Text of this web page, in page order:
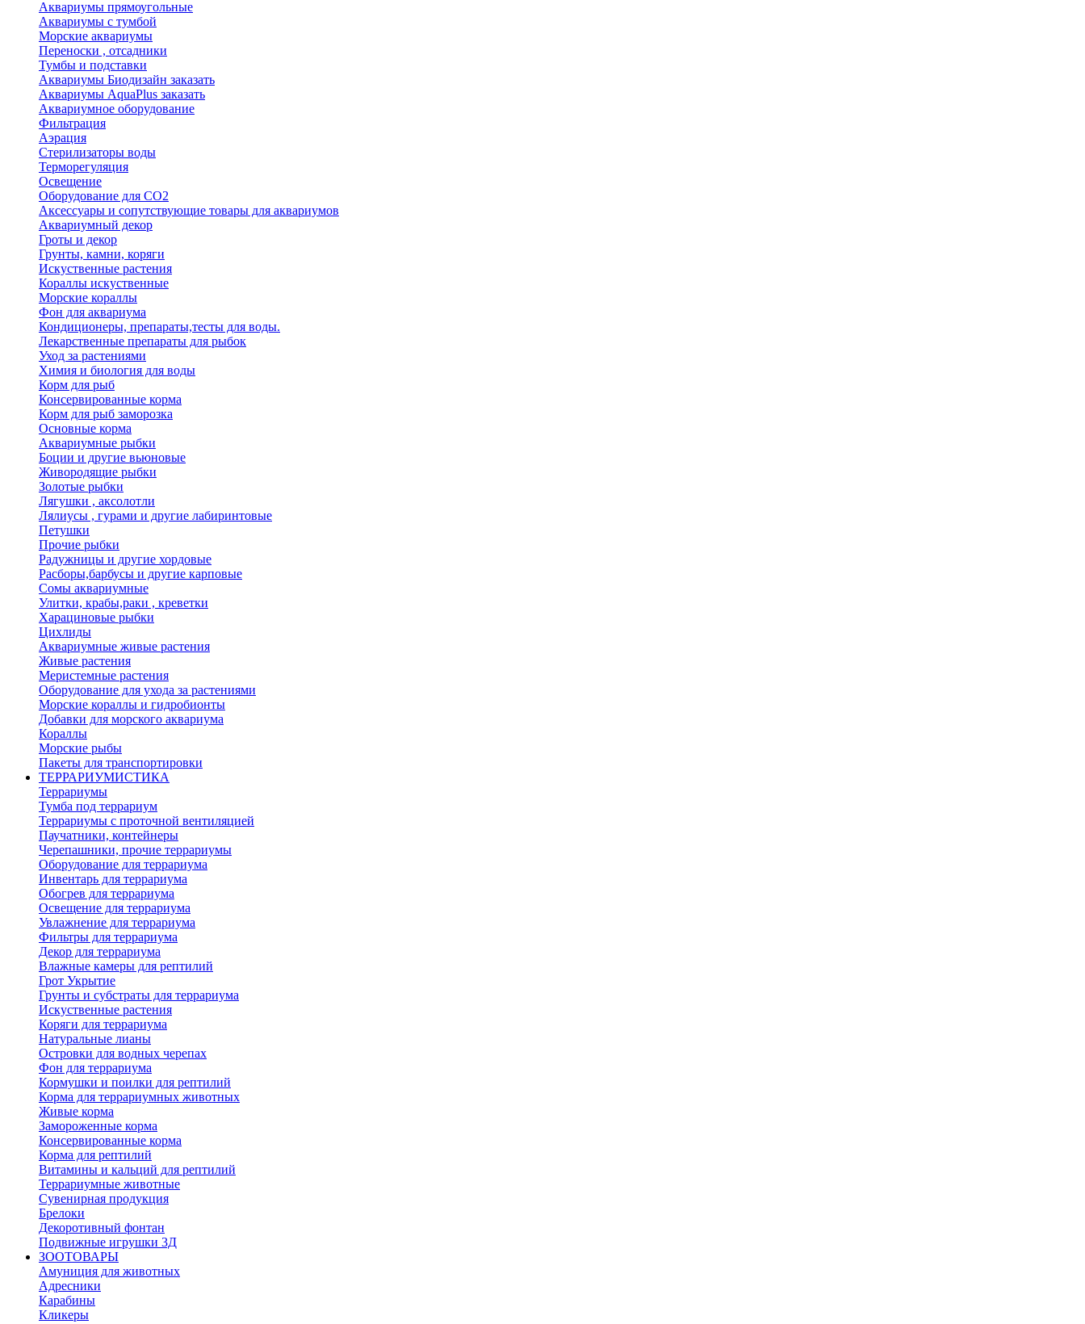
Аквариумы прямоугольные
Аквариумы с тумбой
Морские аквариумы
Переноски , отсадники
Тумбы и подставки
Аквариумы Биодизайн заказать
Аквариумы AquaPlus заказать
Аквариумное оборудование
Фильтрация
Аэрация
Стерилизаторы воды
Терморегуляция
Освещение
Оборудование для CO2
Аксессуары и сопутствующие товары для аквариумов
Аквариумный декор
Гроты и декор
Грунты, камни, коряги
Искуственные растения
Кораллы искуственные
Морские кораллы
Фон для аквариума
Кондиционеры, препараты,тесты для воды.
Лекарственные препараты для рыбок
Уход за растениями
Химия и биология для воды
Корм для рыб
Консервированные корма
Корм для рыб заморозка
Основные корма
Аквариумные рыбки
Боции и другие вьюновые
Живородящие рыбки
Золотые рыбки
Лягушки , аксолотли
Лялиусы , гурами и другие лабиринтовые
Петушки
Прочие рыбки
Радужницы и другие хордовые
Расборы,барбусы и другие карповые
Сомы аквариумные
Улитки, крабы,раки , креветки
Харациновые рыбки
Цихлиды
Аквариумные живые растения
Живые растения
Меристемные растения
Оборудование для ухода за растениями
Морские кораллы и гидробионты
Добавки для морского аквариума
Кораллы
Морские рыбы
Пакеты для транспортировки
ТЕРРАРИУМИСТИКА
Террариумы
Тумба под террариум
Террариумы с проточной вентиляцией
Паучатники, контейнеры
Черепашники, прочие террариумы
Оборудование для террариума
Инвентарь для террариума
Обогрев для террариума
Освещение для террариума
Увлажнение для террариума
Фильтры для террариума
Декор для террариума
Влажные камеры для рептилий
Грот Укрытие
Грунты и субстраты для террариума
Искуственные растения
Коряги для террариума
Натуральные лианы
Островки для водных черепах
Фон для террариума
Кормушки и поилки для рептилий
Корма для террариумных животных
Живые корма
Замороженные корма
Консервированные корма
Корма для рептилий
Витамины и кальций для рептилий
Террариумные животные
Сувенирная продукция
Брелоки
Декоротивный фонтан
Подвижные игрушки 3Д
ЗООТОВАРЫ
Амуниция для животных
Адресники
Карабины
Кликеры